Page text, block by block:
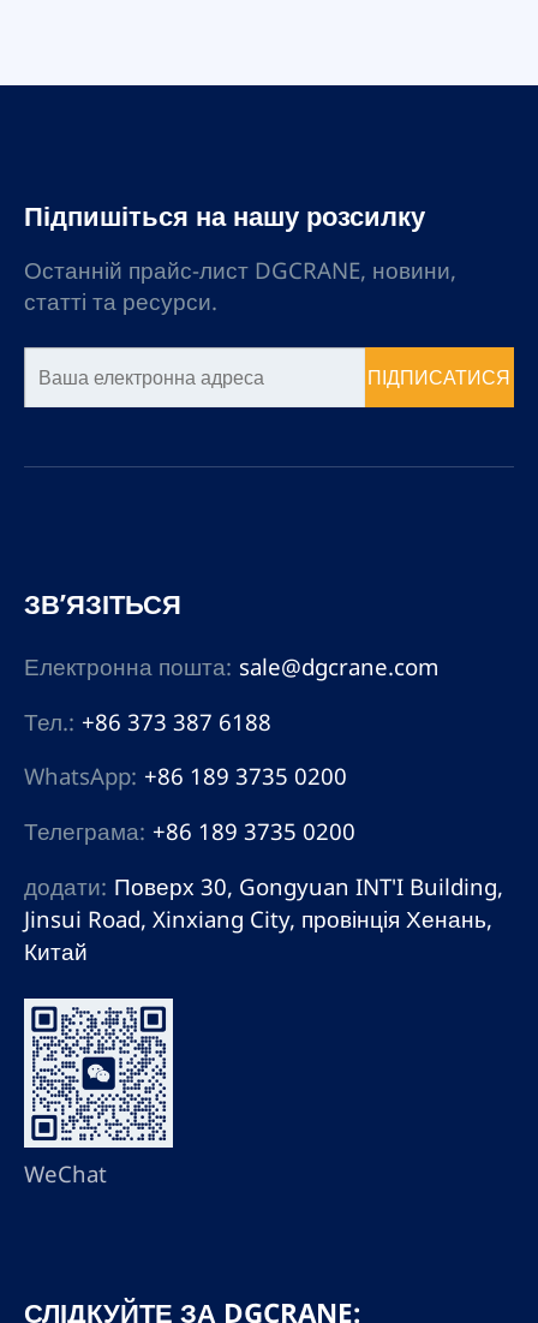
складів, логістичних
центрів, виробничих
цехів, випробувальних
кімнат, чистих приміщень
тощо. За допомогою
підйомників реалізується
підйомна техніка. Це
на виробництво та
нашої компанії.
Підпишіться на нашу розсилку
Останній прайс-лист DGCRANE, новини,
статті та ресурси.
ПІДПИСАТИСЯ
ЗВ’ЯЗІТЬСЯ
Електронна пошта: sale@dgcrane.com
Тел.: +86 373 387 6188
WhatsApp: +86 189 3735 0200
Телеграма: +86 189 3735 0200
додати: Поверх 30, Gongyuan INT'I Building,
Jinsui Road, Xinxiang City, провінція Хенань,
Китай
WeChat
СЛІДКУЙТЕ ЗА DGCRANE: